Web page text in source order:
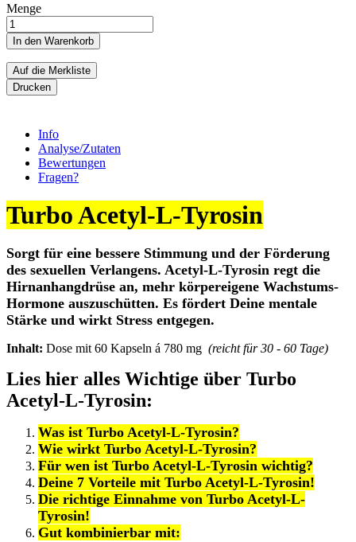
Menge
In den Warenkorb
Auf die Merkliste
Drucken
Info
Analyse/Zutaten
Bewertungen
Fragen?
Turbo Acetyl-L-Tyrosin
Sorgt für eine bessere Stimmung und der Förderung
des sexuellen Verlangens. Acetyl-L-Tyrosin regt die
Hirnanhangdrüse an, mehr körpereigene Wachstums-
Hormone auszuschütten. Es fördert Deine mentale
Stärke und wirkt Stress entgegen.
Inhalt: Dose mit 60 Kapseln á 780 mg (reicht für 30 - 60 Tage)
Lies hier alles Wichtige über Turbo
Acetyl-L-Tyrosin:
Was ist Turbo Acetyl-L-Tyrosin?
Wie wirkt Turbo Acetyl-L-Tyrosin?
Für wen ist Turbo Acetyl-L-Tyrosin wichtig?
Deine 7 Vorteile mit Turbo Acetyl-L-Tyrosin!
Die richtige Einnahme von Turbo Acetyl-L-
Tyrosin!
Gut kombinierbar mit: